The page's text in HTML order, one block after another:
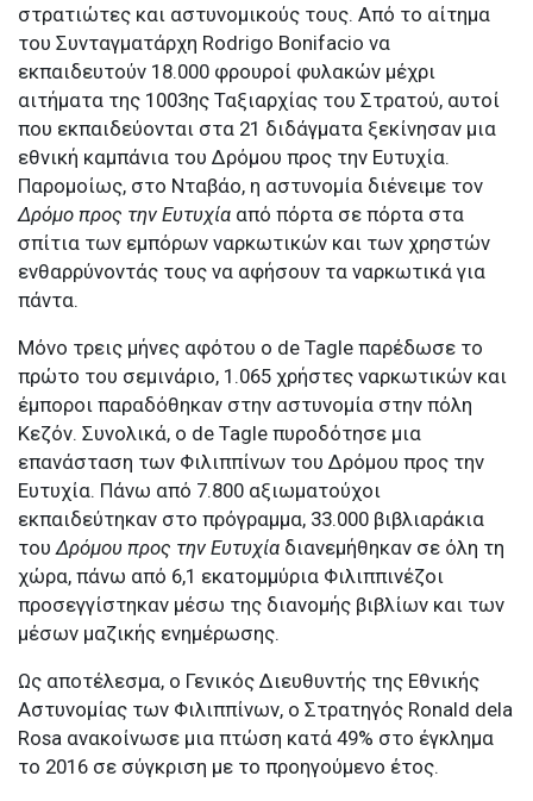
στρατιώτες και αστυνομικούς τους. Από το αίτημα
του Συνταγματάρχη Rodrigo Bonifacio να
εκπαιδευτούν 18.000 φρουροί φυλακών μέχρι
αιτήματα της 1003ης Ταξιαρχίας του Στρατού, αυτοί
που εκπαιδεύονται στα 21 διδάγματα ξεκίνησαν μια
εθνική καμπάνια του Δρόμου προς την Ευτυχία.
Παρομοίως, στο Νταβάο, η αστυνομία διένειμε τον
Δρόμο προς την Ευτυχία από πόρτα σε πόρτα στα
σπίτια των εμπόρων ναρκωτικών και των χρηστών
ενθαρρύνοντάς τους να αφήσουν τα ναρκωτικά για
πάντα.
Μόνο τρεις μήνες αφότου ο de Tagle παρέδωσε το
πρώτο του σεμινάριο, 1.065 χρήστες ναρκωτικών και
έμποροι παραδόθηκαν στην αστυνομία στην πόλη
Κεζόν. Συνολικά, ο de Tagle πυροδότησε μια
επανάσταση των Φιλιππίνων του Δρόμου προς την
Ευτυχία. Πάνω από 7.800 αξιωματούχοι
εκπαιδεύτηκαν στο πρόγραμμα, 33.000 βιβλιαράκια
τουΔρόμου προς την Ευτυχία διανεμήθηκαν σε όλη τη
χώρα, πάνω από 6,1 εκατομμύρια Φιλιππινέζοι
προσεγγίστηκαν μέσω της διανομής βιβλίων και των
μέσων μαζικής ενημέρωσης.
Ως αποτέλεσμα, ο Γενικός Διευθυντής της Εθνικής
Αστυνομίας των Φιλιππίνων, ο Στρατηγός Ronald dela
Rosa ανακοίνωσε μια πτώση κατά 49% στο έγκλημα
το 2016 σε σύγκριση με το προηγούμενο έτος.